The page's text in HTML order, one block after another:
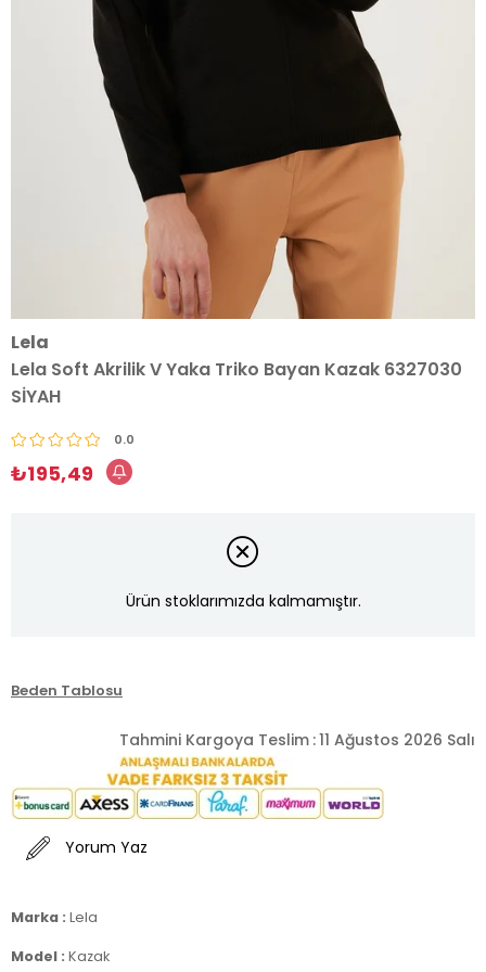
Lela
Lela Soft Akrilik V Yaka Triko Bayan Kazak 6327030
SİYAH
0.0
₺195,49
Ürün stoklarımızda kalmamıştır.
Beden Tablosu
Tahmini Kargoya Teslim :11 Ağustos 2026 Salı
Yorum Yaz
Marka : Lela
Model : Kazak